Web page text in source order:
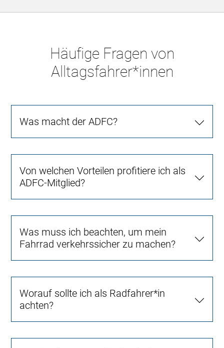
Häufige Fragen von
Alltagsfahrer*innen
Was macht der ADFC?
Von welchen Vorteilen profitiere ich als
ADFC-Mitglied?
Was muss ich beachten, um mein
Fahrrad verkehrssicher zu machen?
Worauf sollte ich als Radfahrer*in
achten?